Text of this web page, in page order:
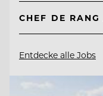
Entdecke alle Jobs